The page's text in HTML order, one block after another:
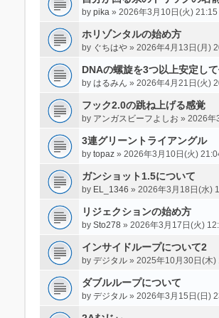
by pika » 2026年3月10日(火) 21:15
ホリゾンタルの始め方
by ぐちはや» 2026年4月13日(月)
DNAの螺旋を3つ以上安定し
by はるみん » 2026年4月21日(火)
フック2.0の跳ね上げる感覚
by アンガスビーフよしお » 2026年
3連グリーントライアングル
by topaz» 2026年3月10日(火)
ガンショット1.5について
by EL_1346 » 2026年3月18日(水)
リジェクションの始め方
by Sto278 » 2026年3月17日(火)
インサイドループについて2
by デジタル» 2025年10月30日(木)
ダブルループについて
by デジタル» 2026年3月15日(日)